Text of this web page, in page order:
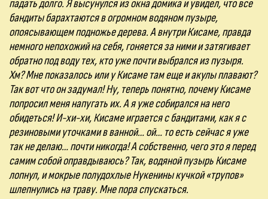
падать долго. Я высунулся из окна домика и увидел, что все
бандиты барахтаются в огромном водяном пузыре,
опоясывающем подножье дерева. А внутри Кисаме, правда
немного непохожий на себя, гоняется за ними и затягивает
обратно под воду тех, кто уже почти выбрался из пузыря.
Хм? Мне показалось или у Кисаме там еще и акулы плавают?
Так вот что он задумал! Ну, теперь понятно, почему Кисаме
попросил меня напугать их. А я уже собирался на него
обидеться! И-хи-хи, Кисаме играется с бандитами, как я с
резиновыми уточками в ванной… ой… то есть сейчас я уже
так не делаю… почти никогда! А собственно, чего это я перед
самим собой оправдываюсь? Так, водяной пузырь Кисаме
лопнул, и мокрые полудохлые Нукенины кучкой «трупов»
шлепнулись на траву. Мне пора спускаться.